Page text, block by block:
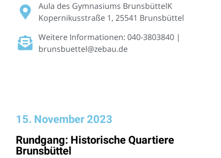
Aula des Gymnasiums BrunsbüttelK
Kopernikusstraße 1, 25541 Brunsbüttel
Weitere Informationen: 040-3803840 |
brunsbuettel@zebau.de
15. November 2023
Rundgang: Historische Quartiere
Brunsbüttel